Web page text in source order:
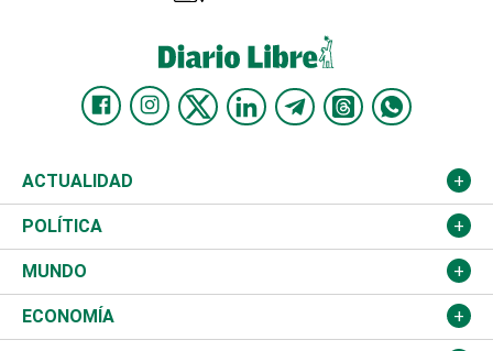
ACTUALIDAD
Nacional
Ciudad
Educación
POLÍTICA
Partidos
JCE
MUNDO
Estados Unidos
ECONOMÍA